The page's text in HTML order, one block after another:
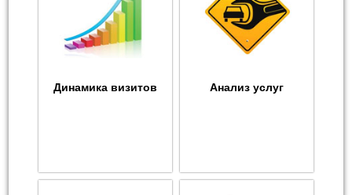
Динамика визитов Анализ услуг